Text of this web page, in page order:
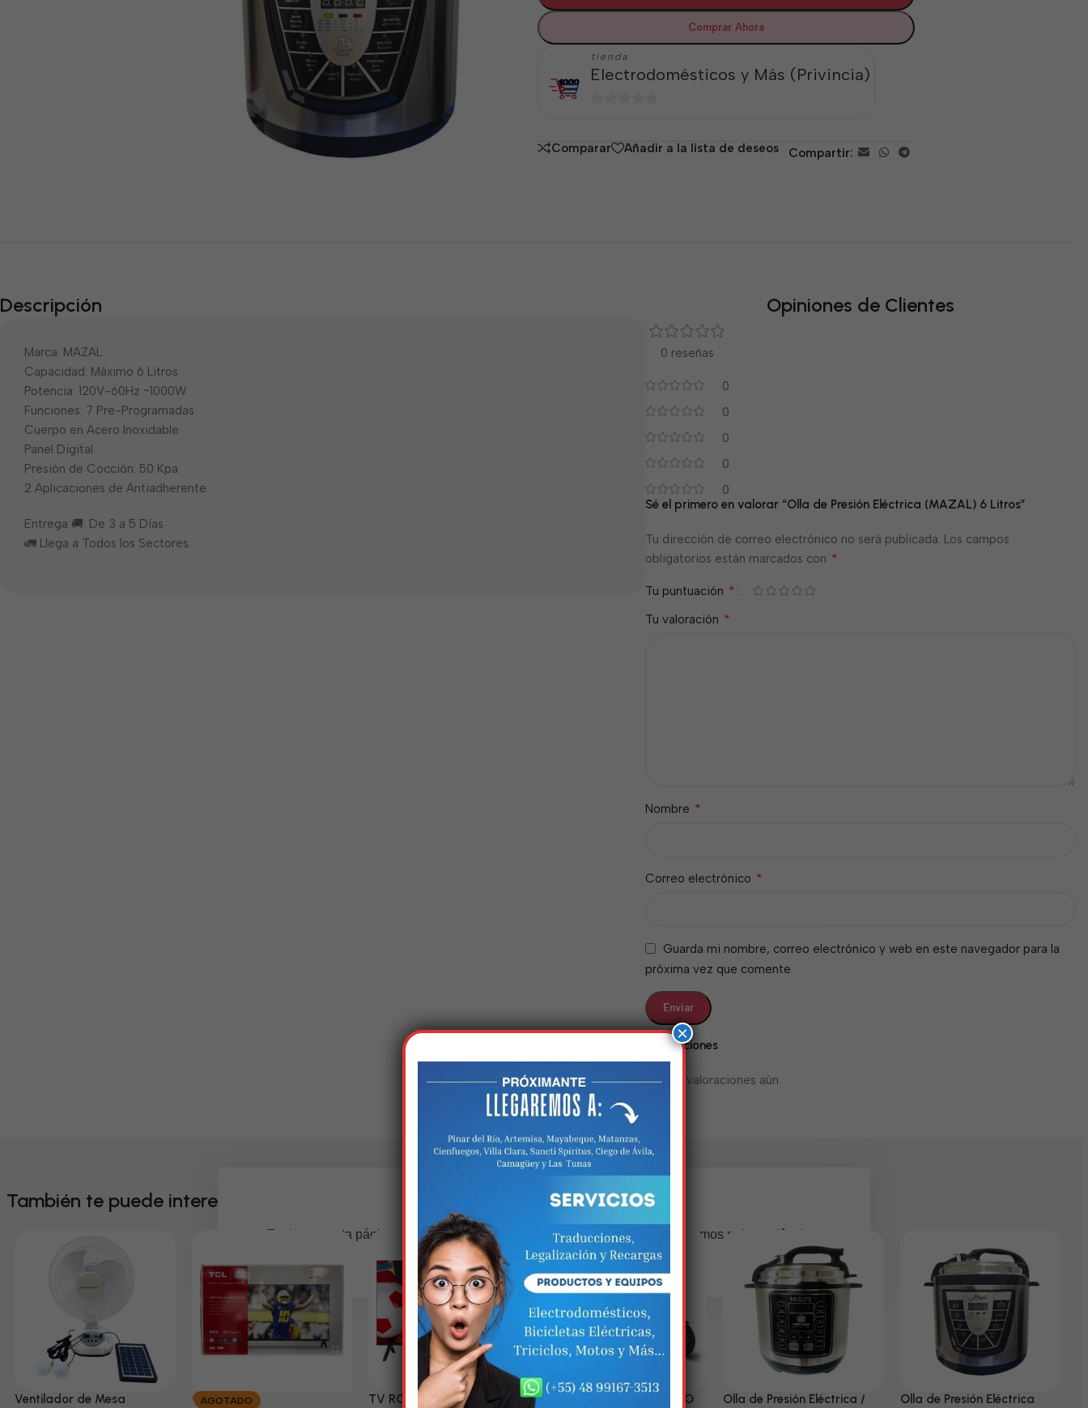
Comprar Ahora
tienda
Electrodomésticos y Más (Privincia)
5
Comparar Añadir a la lista de deseos Compartir:
Descripción
Marca: MAZAL
Capacidad: Máximo 6 Litros
Potencia: 120V-60Hz ~1000W
Funciones: 7 Pre-Programadas
Cuerpo en Acero Inoxidable
Panel Digital
Presión de Cocción: 50 Kpa
2 Aplicaciones de Antiadherente
Entrega 🚚: De 3 a 5 Días
🚛 Llega a Todos los Sectores.
Opiniones de Clientes
0 reseñas
0
0
0
0
0
Valoraciones
No hay valoraciones aún.
Sé el primero en valorar “Olla de Presión Eléctrica (MAZAL) 6 Litros”
Tu dirección de correo electrónico no será publicada. Los campos
obligatorios están marcados con *
Tu puntuación *
Tu valoración *
Nombre *
Correo electrónico *
Guarda mi nombre, correo electrónico y web en este navegador para la
próxima vez que comente.
También te puede interesar
Ventilador de Mesa
AGOTADO
TV RCA 43” 1080P Full HD
Triciclo Eléctrico (MODELO
Olla de Presión Eléctrica /
Olla de Presión Eléctrica
×
Estamos trabalhando nisso!
Em breve, esta página estará disponível com novidades incríveis. Agradecemos pela paciência e
compreensão.